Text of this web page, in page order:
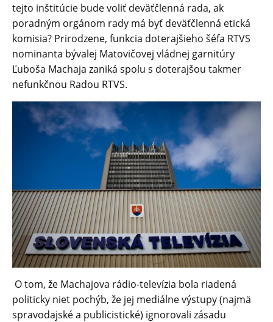
tejto inštitúcie bude voliť deväťčlenná rada, ak
poradným orgánom rady má byť deväťčlenná etická
komisia? Prirodzene, funkcia doterajšieho šéfa RTVS
nominanta bývalej Matovičovej vládnej garnitúry
Ľuboša Machaja zaniká spolu s doterajšou takmer
nefunkčnou Radou RTVS.
O tom, že Machajova rádio-televízia bola riadená
politicky niet pochýb, že jej mediálne výstupy (najmä
spravodajské a publicistické) ignorovali zásadu